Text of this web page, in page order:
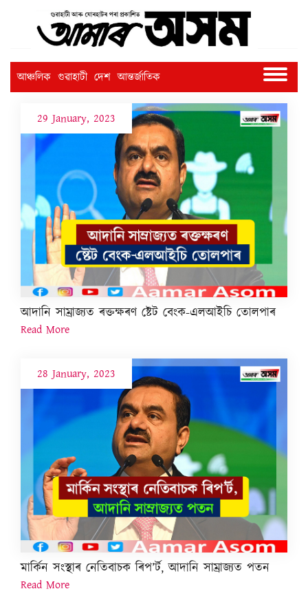
আঞ্চলিক গুৱাহাটী দেশ আন্তৰ্জাতিক
29 January, 2023
আদানি সাম্ৰাজ্যত ৰক্তক্ষৰণ ষ্টেট বেংক-এলআইচি তোলপাৰ
Read More
28 January, 2023
মাৰ্কিন সংস্থাৰ নেতিবাচক ৰিপ’ৰ্ট, আদানি সাম্ৰাজ্যত পতন
Read More